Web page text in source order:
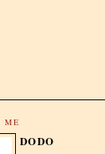
ME
DODO